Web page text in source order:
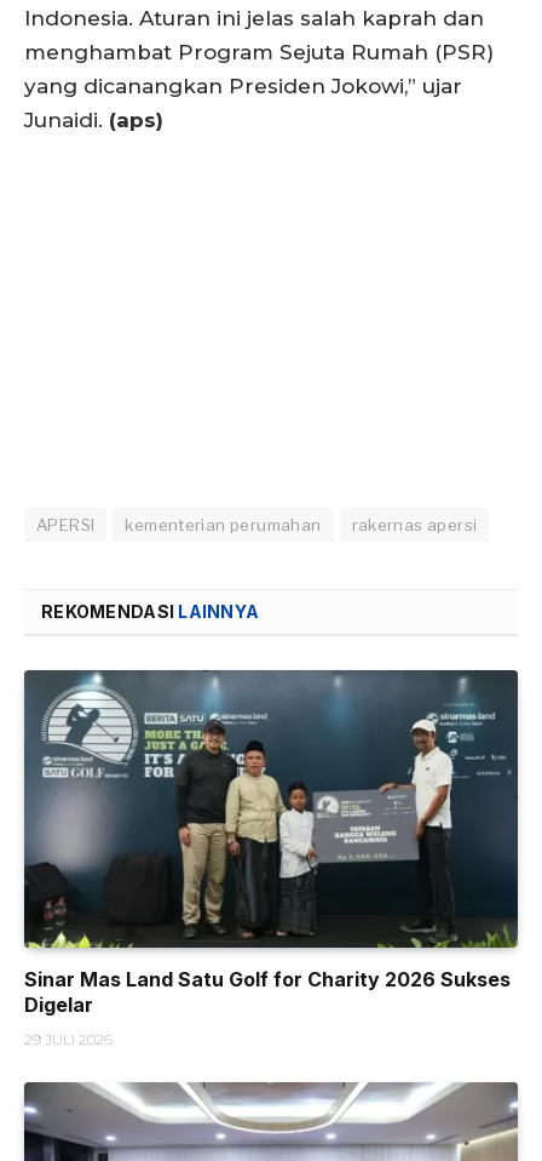
Indonesia. Aturan ini jelas salah kaprah dan
menghambat Program Sejuta Rumah (PSR)
yang dicanangkan Presiden Jokowi,” ujar
Junaidi. (aps)
APERSI kementerian perumahan rakernas apersi
REKOMENDASI LAINNYA
Sinar Mas Land Satu Golf for Charity 2026 Sukses
Digelar
29 JULI 2026